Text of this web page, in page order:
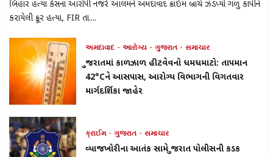
બિહાર હત્યા કેસના આરોપી નજરે આલમને અમદાવાદ ક્રાઈમ બ્રાંચે ઝડપ્યો ગળું કાપીને
કરાયેલી ક્રૂર હત્યા, FIR તા....
અમદાવાદ આરોગ્ય ગુજરાત સમાચાર
ગુજરાતમાં કાળઝાળ હીટવેવનો ધમધમાટો: તાપમાન
42°Cને આસપાસ, આરોગ્ય વિભાગની વિગતવાર
માર્ગદર્શિકા જાહેર
ક્રાઈમ ગુજરાત સમાચાર
વ્યાજખોરીના આતંક સામે ગુજરાત પોલીસની કડક